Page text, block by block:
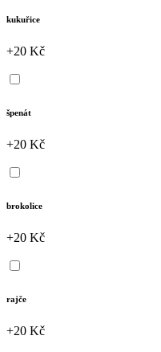
kukuřice
+20 Kč
špenát
+20 Kč
brokolice
+20 Kč
rajče
+20 Kč